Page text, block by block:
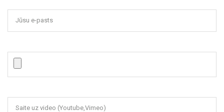
Jūsu e-pasts
Saite uz video (Youtube,Vimeo)